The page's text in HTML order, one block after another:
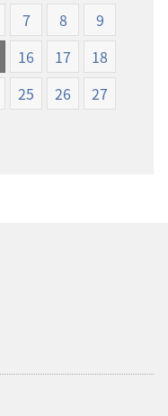
界
译
7 8
9
16 17
18
25 26
27